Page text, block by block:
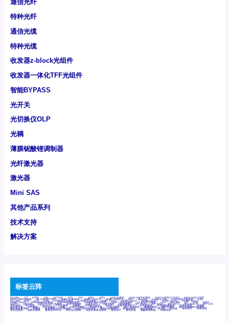
通信光纤
特种光纤
通信光缆
特种光缆
收发器z-block光组件
收发器一体化TFF光组件
智能BYPASS
光开关
光切换仪OLP
光耦
薄膜铌酸锂调制器
光纤激光器
激光器
Mini SAS
其他产品系列
技术支持
解决方案
标签云阵
6Tx6Rx 8T 8T8R 24R 24T24R 24Tx 25G 48Rx 48Tx 100G光模块 400G OSFP光模块 400G QSFP112 DR4 800G DR8 OSFP
800G OSFP光模块 AD7606国产替代 AFBR-57B4APZ AFBR-1528CZ AFBR-2528CZ AOC Bypass Camera Link CWDM波分复用器 DAS
DC~4M DSS DTS DVS GYMB光纤连接器 GYM光纤连接器 HFBR-1531Z HFBR-2531Z HFBR-4501Z HFBR-4503Z HFBR-4511Z
HFBR-4513Z J599A6光纤连接器 J599A8光电连接器 J599MT光纤连接器 J599Ⅰ光电连接器 LC超短型光模块 LGA Mini SAS MT POB QSFP
QSFP+ QSFP28 QSFP28 100G光模块 QSFP28笼座 QSFP 40G QSFP笼座 RP连接器 SFF-8431 SFF-8436 SFF-8472 SFF-8654 4i SFP 10G
SFP MSA SFP笼座 Z-BLOCK 万兆交换机 交换机 光切换仪OLP 光开关 光模块笼子座子 光电探测器 光电编码器模块 光电连接器 光端机
光纤激光器 光纤跳线 光纤连接器 光耦 全国产交换机 军品级光耦 千兆交换机 国产化光模块 射频光模块 微型光模块 微型可插拔BGA光模块
微型波分复用器 探测器 收发模块光学引擎组件 机架式光纤收发器 模拟光发射模块 模拟光器件 波分复用器 测试版 激光器 特种光纤 特种光缆
百兆交换机 相机光模块 紧凑型DWDM 网管型交换机 表贴式单路光模块 通信光纤 通信光缆 铌酸锂调制器 高速线缆